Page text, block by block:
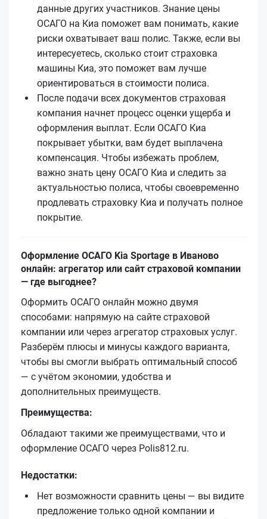
данные других участников. Знание цены
ОСАГО на Киа поможет вам понимать, какие
риски охватывает ваш полис. Также, если вы
интересуетесь, сколько стоит страховка
машины Киа, это поможет вам лучше
ориентироваться в стоимости полиса.
После подачи всех документов страховая
компания начнет процесс оценки ущерба и
оформления выплат. Если ОСАГО Киа
покрывает убытки, вам будет выплачена
компенсация. Чтобы избежать проблем,
важно знать цену ОСАГО Киа и следить за
актуальностью полиса, чтобы своевременно
продлевать страховку Киа и получать полное
покрытие.
Оформление ОСАГО Kia Sportage в Иваново
онлайн: агрегатор или сайт страховой компании
— где выгоднее?
Оформить ОСАГО онлайн можно двумя
способами: напрямую на сайте страховой
компании или через агрегатор страховых услуг.
Разберём плюсы и минусы каждого варианта,
чтобы вы смогли выбрать оптимальный способ
— с учётом экономии, удобства и
дополнительных преимуществ.
Преимущества:
Обладают такими же преимуществами, что и
оформление ОСАГО через Polis812.ru.
Недостатки:
Нет возможности сравнить цены — вы видите
предложение только одной компании и